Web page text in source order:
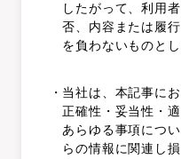
したがって、利用
否、内容または履
を負わないものとし
当社は、本記事に
正確性・妥当性・
あらゆる事項につ
らの情報に関連し